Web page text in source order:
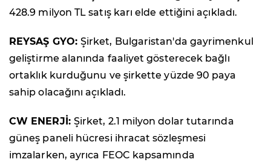
428.9 milyon TL satış karı elde ettiğini açıkladı.
REYSAŞ GYO: Şirket, Bulgaristan'da gayrimenkul
geliştirme alanında faaliyet gösterecek bağlı
ortaklık kurduğunu ve şirkette yüzde 90 paya
sahip olacağını açıkladı.
CW ENERJİ: Şirket, 2.1 milyon dolar tutarında
güneş paneli hücresi ihracat sözleşmesi
imzalarken, ayrıca FEOC kapsamında